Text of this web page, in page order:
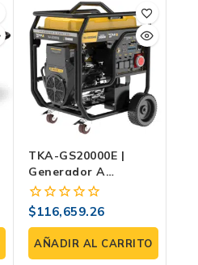
TKA-GS20000E |
Generador A
Gasolina 20 KW
Monofásico/trifásico
Con Salida
Equitativa Y Tanque
0
fuera
de
5
$116,659.26
AÑADIR AL CARRITO